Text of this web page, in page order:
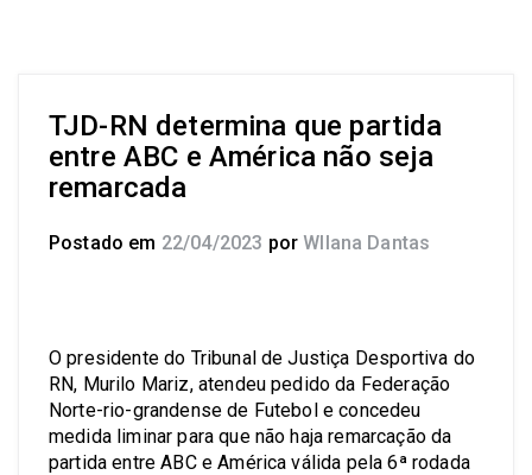
TJD-RN determina que partida
entre ABC e América não seja
remarcada
Postado em 22/04/2023 por Wllana Dantas
O presidente do Tribunal de Justiça Desportiva do
RN, Murilo Mariz, atendeu pedido da Federação
Norte-rio-grandense de Futebol e concedeu
medida liminar para que não haja remarcação da
partida entre ABC e América válida pela 6ª rodada